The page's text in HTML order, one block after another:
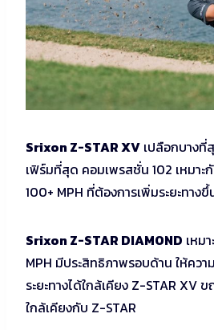
Srixon Z-STAR XV เปลือกบางที่
เฟิร์มที่สุด คอมเพรสชั่น 102 เหมา
100+ MPH ที่ต้องการเพิ่มระยะทาง
Srixon Z-STAR DIAMOND เหม
MPH มีประสิทธิภาพรอบด้าน ให้ควา
ระยะทางได้ใกล้เคียง Z-STAR XV
ใกล้เคียงกับ Z-STAR